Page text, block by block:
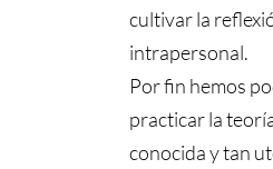
cultivar la
intrapersonal.
Por fin hemos
practicar la
conocida y tan